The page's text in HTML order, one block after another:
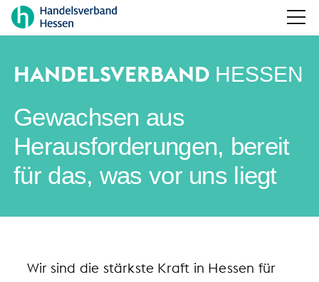
HANDELSVERBAND HESSEN
Gewachsen aus
Herausforderungen, bereit
für das, was vor uns liegt
Wir sind die stärkste Kraft in Hessen für